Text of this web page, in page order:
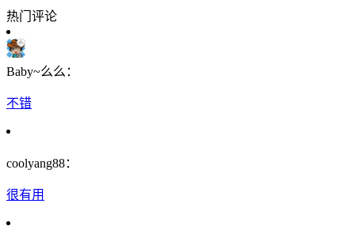
热门评论
Baby~么么：
不错
coolyang88：
很有用